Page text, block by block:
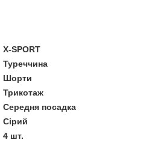
X-SPORT
Туреччина
Шорти
Трикотаж
Середня посадка
Сірий
4 шт.